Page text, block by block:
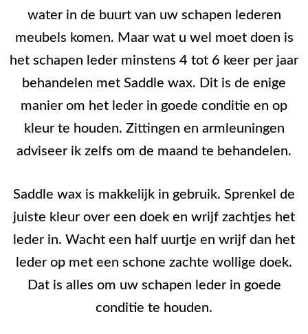
water in de buurt van uw schapen lederen
meubels komen. Maar wat u wel moet doen is
het schapen leder minstens 4 tot 6 keer per jaar
behandelen met Saddle wax. Dit is de enige
manier om het leder in goede conditie en op
kleur te houden. Zittingen en armleuningen
adviseer ik zelfs om de maand te behandelen.
Saddle wax is makkelijk in gebruik. Sprenkel de
juiste kleur over een doek en wrijf zachtjes het
leder in. Wacht een half uurtje en wrijf dan het
leder op met een schone zachte wollige doek.
Dat is alles om uw schapen leder in goede
conditie te houden.